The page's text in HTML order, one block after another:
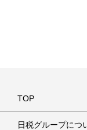
TOP
日税グループにつ